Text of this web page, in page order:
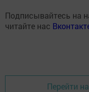
Подписывайтесь на
читайте нас
Перейти